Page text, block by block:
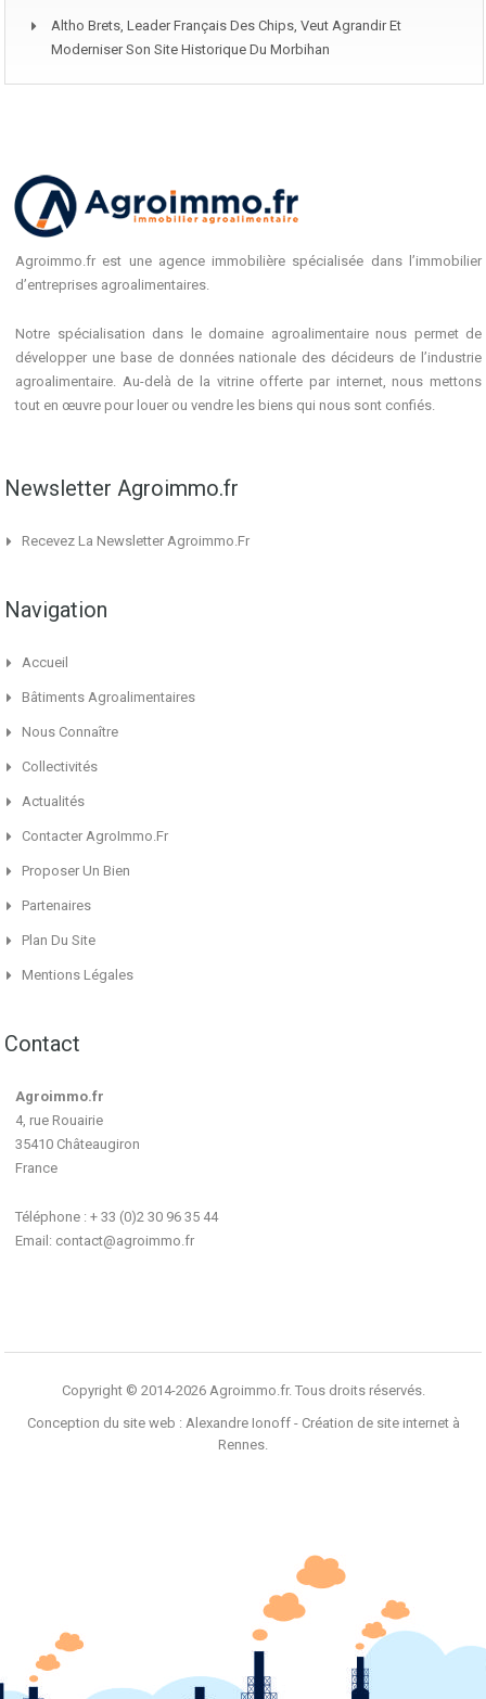
Altho Brets, Leader Français Des Chips, Veut Agrandir Et
Moderniser Son Site Historique Du Morbihan
Agroimmo.fr est une agence immobilière spécialisée dans l’immobilier
d’entreprises agroalimentaires.
Notre spécialisation dans le domaine agroalimentaire nous permet de
développer une base de données nationale des décideurs de l’industrie
agroalimentaire. Au-delà de la vitrine offerte par internet, nous mettons
tout en œuvre pour louer ou vendre les biens qui nous sont confiés.
Newsletter Agroimmo.fr
Recevez La Newsletter Agroimmo.fr
Navigation
Accueil
Bâtiments Agroalimentaires
Nous Connaître
Collectivités
Actualités
Contacter AgroImmo.fr
Proposer Un Bien
Partenaires
Plan Du Site
Mentions Légales
Contact
Agroimmo.fr
4, rue Rouairie
35410 Châteaugiron
France
Téléphone : + 33 (0)2 30 96 35 44
Email: contact@agroimmo.fr
Copyright © 2014-2026 Agroimmo.fr. Tous droits réservés.
Conception du site web : Alexandre Ionoff - Création de site internet à
Rennes.